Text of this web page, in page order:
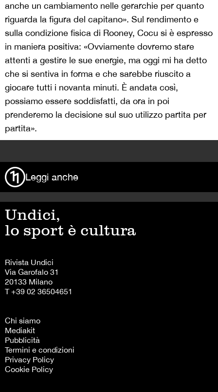
anche un cambiamento nelle gerarchie per quanto
riguarda la figura del capitano». Sul rendimento e
sulla condizione fisica di Rooney, Cocu si è espresso
in maniera positiva: «Ovviamente dovremo stare
attenti a gestire le sue energie, ma oggi mi ha detto
che si sentiva in forma e che sarebbe riuscito a
giocare tutti i novanta minuti. È andata così,
possiamo essere soddisfatti, da ora in poi
prenderemo la decisione sul suo utilizzo partita per
partita».
Leggi anche
Undici,
lo sport è cultura
Rivista Undici
Via Garofalo 31
20133 Milano
T +39 02 36504651
Chi siamo
Mediakit
Pubblicità
Termini e condizioni
Privacy Policy
Cookie Policy